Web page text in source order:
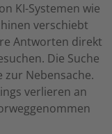
KI-Systemen wie
verschiebt
Antworten direkt
Die Suche
zur Nebensache.
verlieren an